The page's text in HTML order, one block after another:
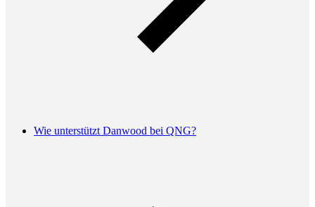
Wie unterstützt Danwood bei QNG?